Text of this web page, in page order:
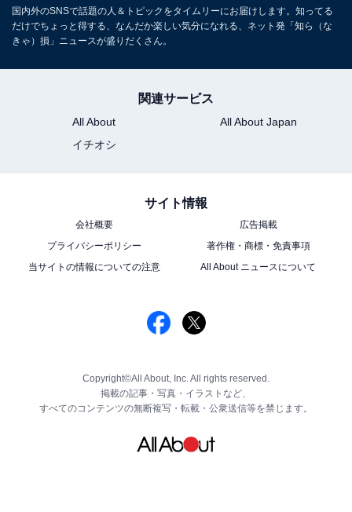
国内外のSNSで話題の人＆トピックをタイムリーにお届けします。知ってる
だけでちょっと得する、なんだか楽しい気分になれる、ネット発「知ら（な
きゃ）損」ニュースが盛りだくさん。
関連サービス
All About
All About Japan
イチオシ
サイト情報
会社概要
広告掲載
プライバシーポリシー
著作権・商標・免責事項
当サイトの情報についての注意
All About ニュースについて
Copyright©All About, Inc. All rights reserved.
掲載の記事・写真・イラストなど、
すべてのコンテンツの無断複写・転載・公衆送信等を禁じます。